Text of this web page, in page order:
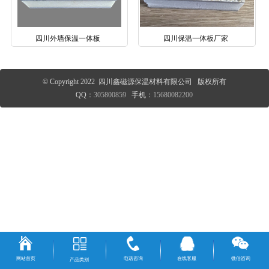
四川外墙保温一体板 四川保温一体板厂家
© Copyright 2022 四川鑫磁源保温材料有限公司 版权所有
QQ：305800859 手机： 15680082200
网站首页 产品类别 电话咨询 在线客服 微信咨询